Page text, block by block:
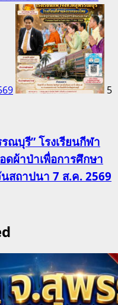
5
ณบุรี” โรงเรียนกีฬา
ผ้าป่าเพื่อการศึกษา
สถาปนา 7 ส.ค. 2569